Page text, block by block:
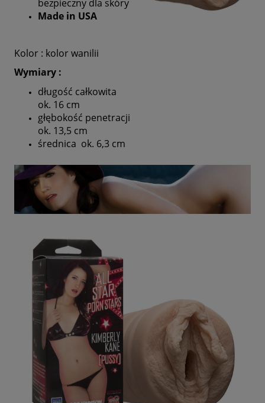
bezpieczny dla skóry
Made in USA
Kolor : kolor wanilii
Wymiary :
długość całkowita
ok. 16 cm
głębokość penetracji
ok. 13,5 cm
średnica ok. 6,3 cm